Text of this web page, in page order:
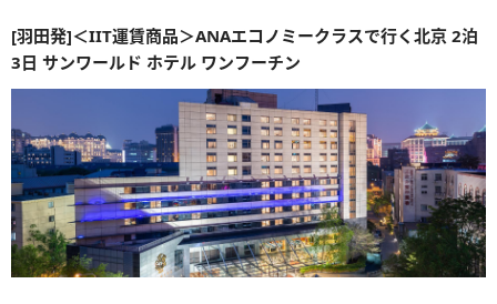
[羽田発]＜IIT運賃商品＞ANAエコノミークラスで行く北京 2泊
3日 サンワールド ホテル ワンフーチン